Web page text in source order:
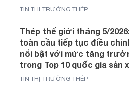
TIN THỊ TRƯỜNG THÉP
Thép thế giới tháng 5/
toàn cầu tiếp tục điều
nổi bật với mức tăng
trong Top 10 quốc gia sản
TIN THỊ TRƯỜNG THÉP